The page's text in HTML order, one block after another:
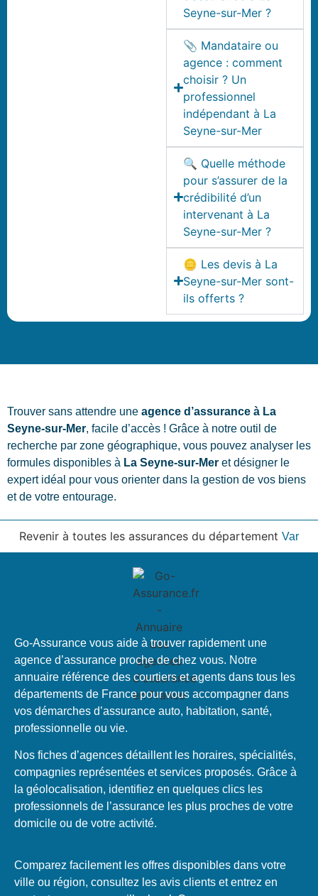
Seyne-sur-Mer ?
📎 Mandataire ou
agence : comment
choisir ? Un
professionnel
indépendant à La
Seyne-sur-Mer
🔍 Quelle méthode
pour s’assurer de la
crédibilité d’un
intervenant à La
Seyne-sur-Mer ?
🪙 Les devis à La
Seyne-sur-Mer sont-
ils offerts ?
Trouver sans attendre une agence d’assurance à La
Seyne-sur-Mer, facile d’accès ! Grâce à notre outil de
recherche par zone géographique, vous pouvez analyser les
formules disponibles à La Seyne-sur-Mer et désigner le
expert idéal pour vous orienter dans la gestion de vos biens
et de votre entourage.
Revenir à toutes les assurances du département Var
Go-Assurance vous aide à trouver rapidement une
agence d’assurance proche de chez vous. Notre
annuaire référence des courtiers et agents dans tous les
départements de France pour vous accompagner dans
vos démarches d’assurance auto, habitation, santé,
professionnelle ou vie.
Nos fiches d’agences détaillent les horaires, spécialités,
compagnies représentées et services proposés. Grâce à
la géolocalisation, identifiez en quelques clics les
professionnels de l’assurance les plus proches de votre
domicile ou de votre activité.
Comparez facilement les offres disponibles dans votre
ville ou région, consultez les avis clients et entrez en